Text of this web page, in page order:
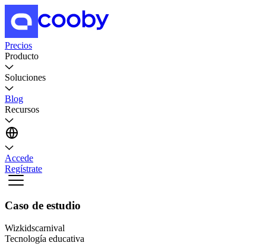
Precios
Producto
Soluciones
Blog
Recursos
Accede
Regístrate
Caso de estudio
Wizkidscarnival
Tecnología educativa